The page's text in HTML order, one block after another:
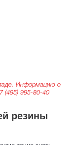
Информацию о
(495) 995-80-40
резины